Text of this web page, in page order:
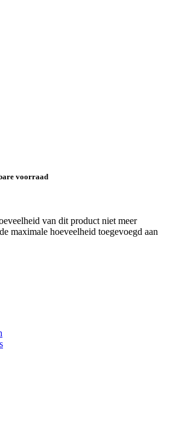
voorraad
van dit product niet meer
maximale hoeveelheid toegevoegd aan